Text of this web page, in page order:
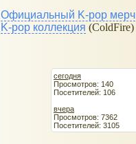
Официальный K-pop мерч
K-pop коллекция (ColdFire)
сегодня
Просмотров: 140
Посетителей: 106
вчера
Просмотров: 7362
Посетителей: 3105